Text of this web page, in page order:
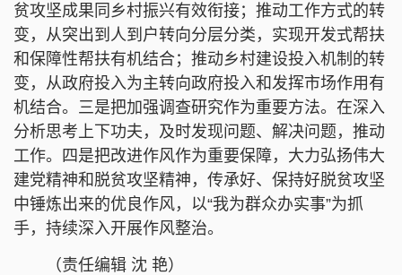
贫攻坚成果同乡村振兴有效衔接；推动工作方式的转
变，从突出到人到户转向分层分类，实现开发式帮扶
和保障性帮扶有机结合；推动乡村建设投入机制的转
变，从政府投入为主转向政府投入和发挥市场作用有
机结合。三是把加强调查研究作为重要方法。在深入
分析思考上下功夫，及时发现问题、解决问题，推动
工作。四是把改进作风作为重要保障，大力弘扬伟大
建党精神和脱贫攻坚精神，传承好、保持好脱贫攻坚
中锤炼出来的优良作风，以“我为群众办实事”为抓
手，持续深入开展作风整治。
（责任编辑 沈 艳）